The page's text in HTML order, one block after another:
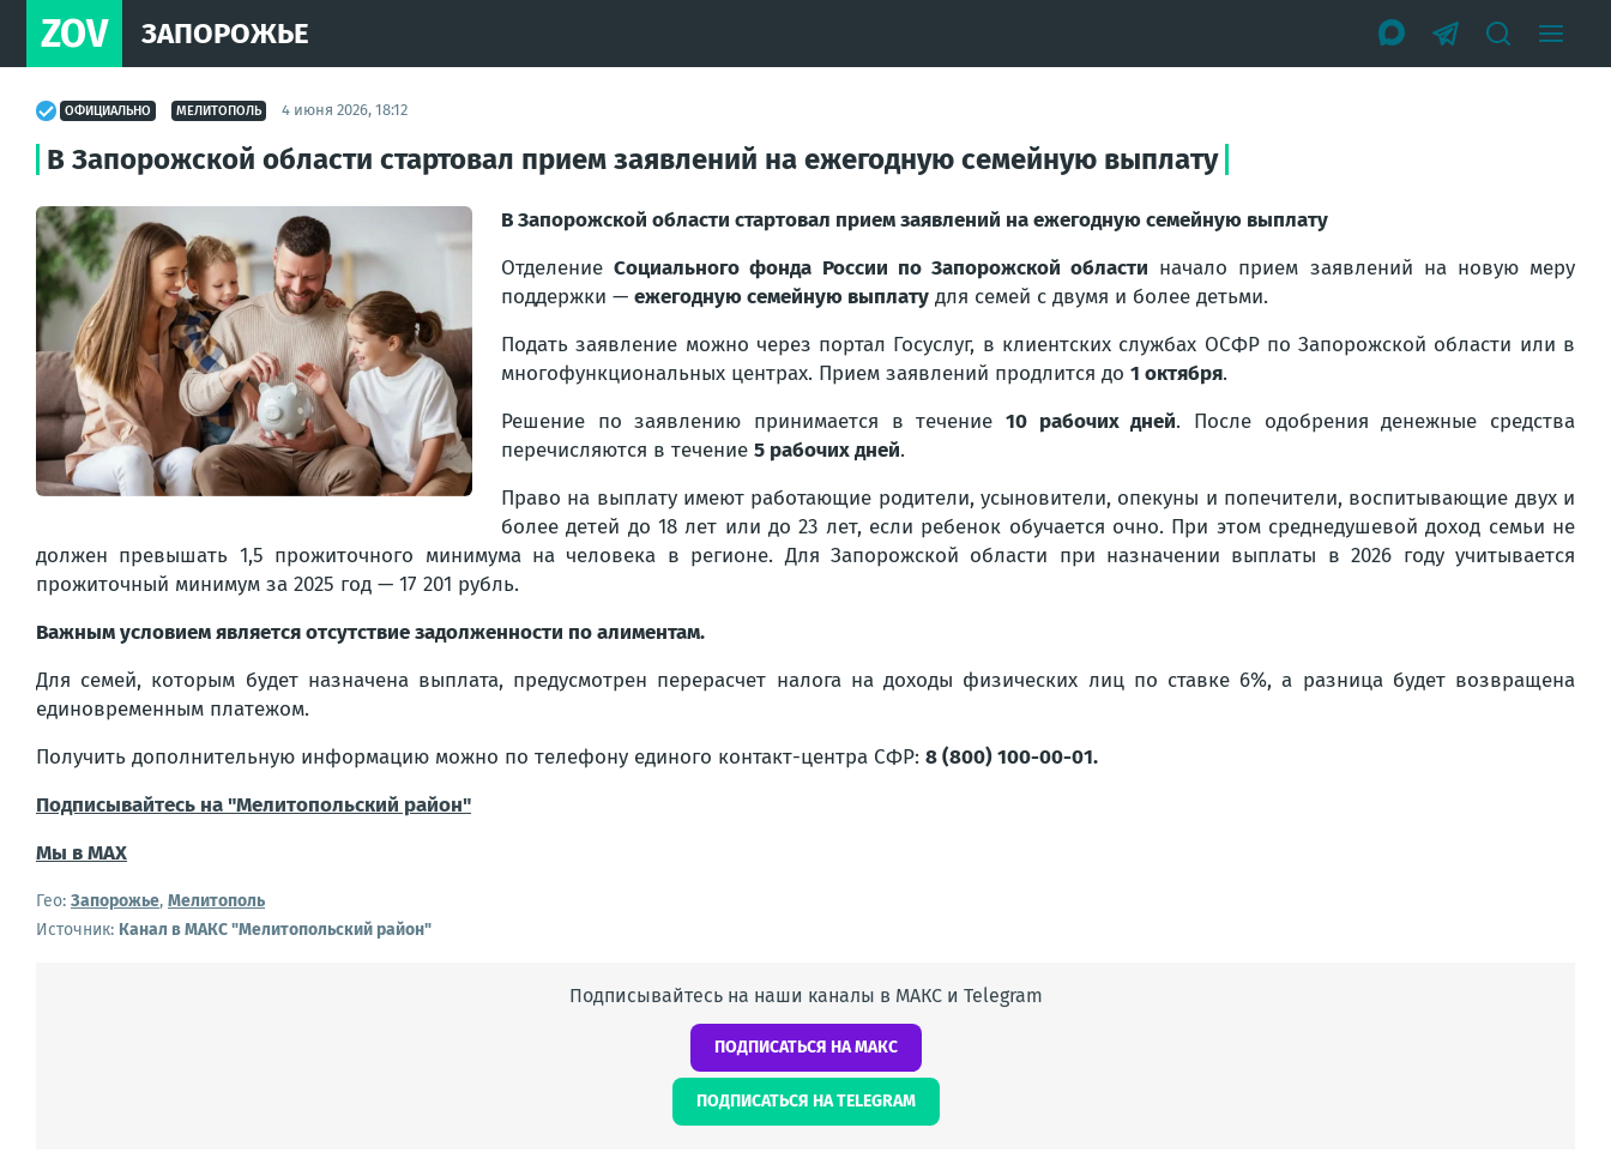
ZOV ЗАПОРОЖЬЕ
ОФИЦИАЛЬНО МЕЛИТОПОЛЬ 4 июня 2026, 18:12
В Запорожской области стартовал прием заявлений на ежегодную семейную выплату
В Запорожской области стартовал прием заявлений на ежегодную семейную выплату
ОтделениеСоциального фонда России по Запорожской области начало прием заявлений на новую меру
поддержки — ежегодную семейную выплату для семей с двумя и более детьми.
Подать заявление можно через портал Госуслуг, в клиентских службах ОСФР по Запорожской области или в
многофункциональных центрах. Прием заявлений продлится до 1 октября.
Решение по заявлению принимается в течение 10 рабочих дней. После одобрения денежные средства
перечисляются в течение 5 рабочих дней.
Право на выплату имеют работающие родители, усыновители, опекуны и попечители, воспитывающие двух и
более детей до 18 лет или до 23 лет, если ребенок обучается очно. При этом среднедушевой доход семьи не
должен превышать 1,5 прожиточного минимума на человека в регионе. Для Запорожской области при назначении выплаты в 2026 году учитывается
прожиточный минимум за 2025 год — 17 201 рубль.
Важным условием является отсутствие задолженности по алиментам.
Для семей, которым будет назначена выплата, предусмотрен перерасчет налога на доходы физических лиц по ставке 6%, а разница будет возвращена
единовременным платежом.
Получить дополнительную информацию можно по телефону единого контакт-центра СФР: 8 (800) 100-00-01.
Подписывайтесь на "Мелитопольский район"
Мы в МАХ
Гео: Запорожье, Мелитополь
Источник: Канал в МАКС "Мелитопольский район"
Подписывайтесь на наши каналы в МАКС и Telegram
ПОДПИСАТЬСЯ НА МАКС
ПОДПИСАТЬСЯ НА TELEGRAM